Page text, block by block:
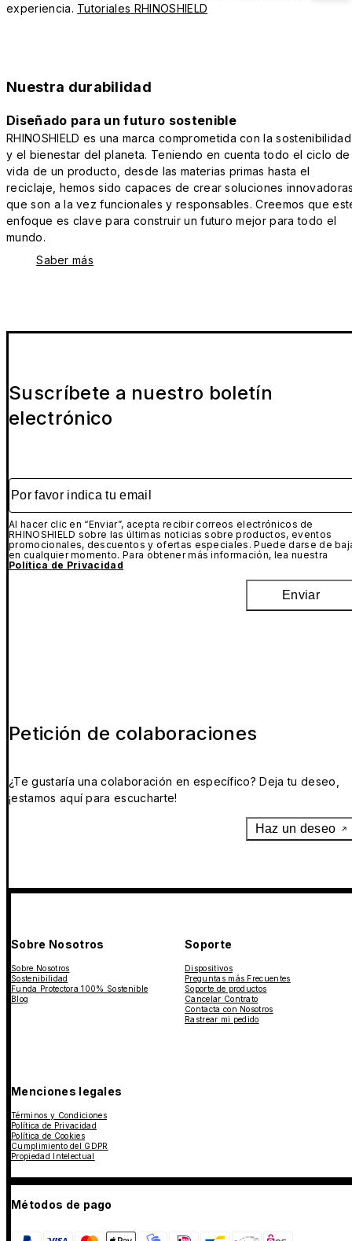
experiencia. Tutoriales RHINOSHIELD
Nuestra durabilidad
Diseñado para un futuro sostenible
RHINOSHIELD es una marca comprometida con la sostenibilidad
y el bienestar del planeta. Teniendo en cuenta todo el ciclo de
vida de un producto, desde las materias primas hasta el
reciclaje, hemos sido capaces de crear soluciones
que son a la vez funcionales y responsables. Creemos que
enfoque es clave para construir un futuro mejor para todo el
mundo.
Saber más
Suscríbete a nuestro boletín
electrónico
Por favor indica tu email
Al hacer clic en “Enviar”, acepta recibir correos electrónicos de
RHINOSHIELD sobre las últimas noticias sobre productos, eventos
promocionales, descuentos y ofertas especiales. Puede darse de
en cualquier momento. Para obtener más información, lea nuestra
Política de Privacidad
Enviar
Petición de colaboraciones
¿Te gustaría una colaboración en específico? Deja tu deseo,
¡estamos aquí para escucharte!
Haz un deseo
Sobre Nosotros
Sobre Nosotros
Sostenibilidad
Funda Protectora 100% Sostenible
Blog
Soporte
Dispositivos
Preguntas más Frecuentes
Soporte de productos
Cancelar Contrato
Contacta con Nosotros
Rastrear mi pedido
Menciones legales
Términos y Condiciones
Política de Privacidad
Política de Cookies
Cumplimiento del GDPR
Propiedad Intelectual
Métodos de pago